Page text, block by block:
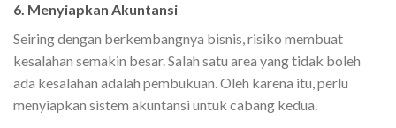
6. Menyiapkan Akuntansi
Seiring dengan berkembangnya bisnis, risiko membuat
kesalahan semakin besar. Salah satu area yang tidak boleh
ada kesalahan adalah pembukuan. Oleh karena itu, perlu
menyiapkan sistem akuntansi untuk cabang kedua.